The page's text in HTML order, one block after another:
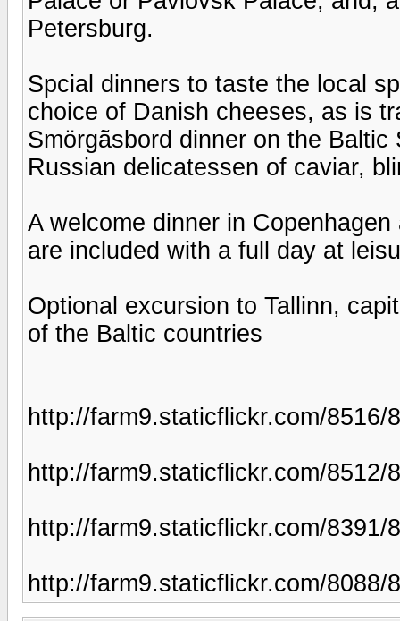
Petersburg.
Spcial dinners to taste the local
choice of Danish cheeses, as is
Smörgãsbord dinner on the
Russian delicatessen of caviar,
A welcome dinner in
are included with a full day at
Optional excursion to Tallinn,
of the Baltic countries
http://farm9.staticflickr.com/8516/
http://farm9.staticflickr.com/
http://farm9.staticflickr.com/8391/
http://farm9.staticflickr.com/8088/